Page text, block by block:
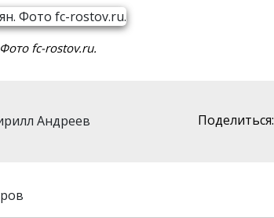
fc-rostov.ru.
Андреев Поделиться: